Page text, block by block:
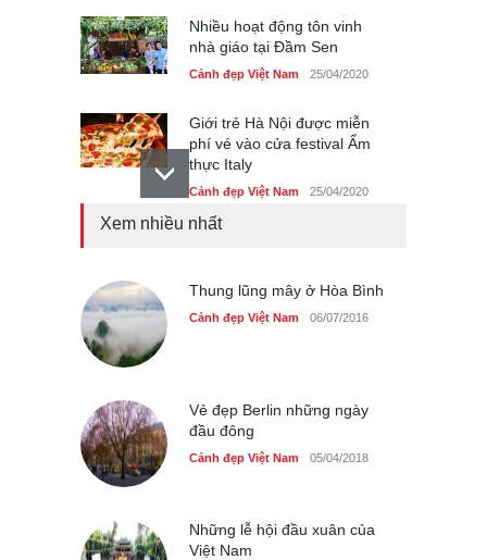
Nhiều hoạt động tôn vinh
nhà giáo tại Đầm Sen
Cảnh đẹp Việt Nam 25/04/2020
Giới trẻ Hà Nội được miễn
phí vé vào cửa festival Ẩm
thực Italy
Cảnh đẹp Việt Nam 25/04/2020
Cảnh đẹp Việt Nam 25/04/2020
Xem nhiều nhất
Thung lũng mây ở Hòa Bình
Cảnh đẹp Việt Nam 06/07/2016
Vẻ đẹp Berlin những ngày
đầu đông
Cảnh đẹp Việt Nam 05/04/2018
Những lễ hội đầu xuân của
Việt Nam